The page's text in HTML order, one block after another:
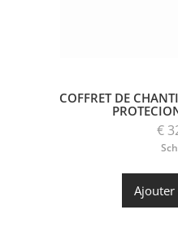
COFFRET DE
€
Ajouter